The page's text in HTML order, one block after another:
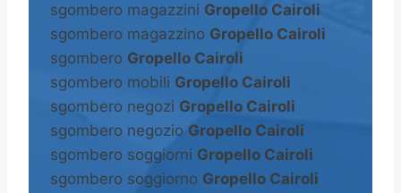
sgombero magazzini Gropello Cairoli
sgombero magazzino Gropello Cairoli
sgombero Gropello Cairoli
sgombero mobili Gropello Cairoli
sgombero negozi Gropello Cairoli
sgombero negozio Gropello Cairoli
sgombero soggiorni Gropello Cairoli
sgombero soggiorno Gropello Cairoli